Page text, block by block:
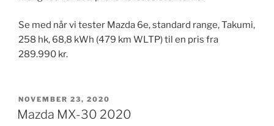
Se med når vi tester Mazda 6e, standard range, Takumi,
258 hk, 68​,8 kWh (479 km WLTP) til en pris fra
289.990 kr.
UDGIVET
DEN
NOVEMBER 23, 2020
Mazda MX-30 2020